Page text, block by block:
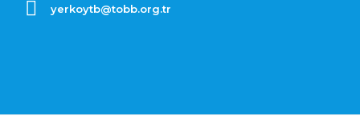
yerkoytb@tobb.org.tr